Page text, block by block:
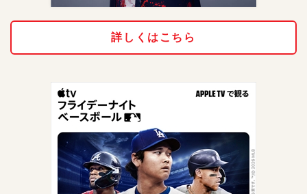
詳しくはこちら